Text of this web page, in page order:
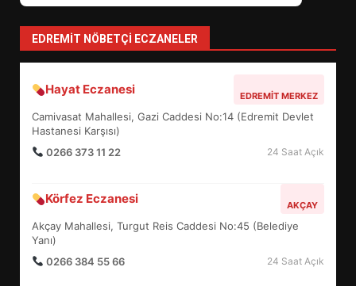
EDREMIT NÖBETÇI ECZANELER
Hayat Eczanesi EDREMIT MERKEZ
Camivasat Mahallesi, Gazi Caddesi No:14 (Edremit Devlet
Hastanesi Karşısı)
0266 373 11 22
24 Saat Açık
Körfez Eczanesi AKÇAY
Akçay Mahallesi, Turgut Reis Caddesi No:45 (Belediye
Yanı)
0266 384 55 66
24 Saat Açık
4
5
BALIKESİR MÜZELERİNDE SÜRE
UZATILDI: NE DEĞİŞTİ?
6
TURNUVASI KAYITLARI NEYİ